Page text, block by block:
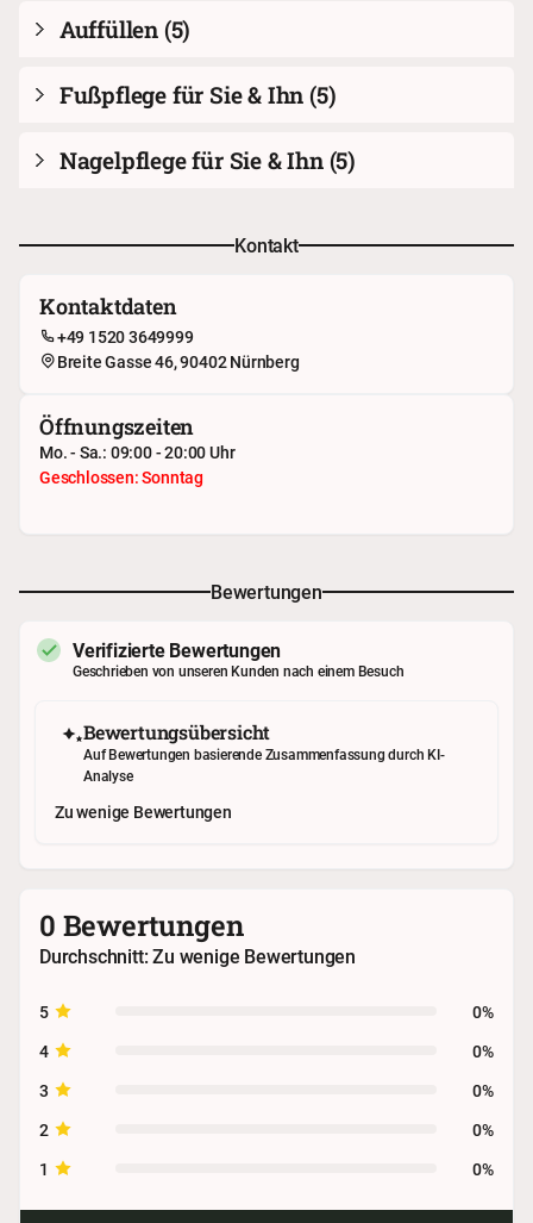
Auffüllen (5)
Fußpflege für Sie & Ihn(5)
Nagelpflege für Sie & Ihn (5)
Kontakt
Kontaktdaten
+49 1520 3649999
Breite Gasse 46, 90402 Nürnberg
Öffnungszeiten
Mo. - Sa.: 09:00 - 20:00 Uhr
Geschlossen: Sonntag
Bewertungen
Verifizierte Bewertungen
Geschrieben von unseren Kunden nach einem Besuch
Bewertungsübersicht
Auf Bewertungen basierende Zusammenfassung durch KI-
Analyse
Zu wenige Bewertungen
0 Bewertungen
Durchschnitt: Zu wenige Bewertungen
5
0%
4
0%
3
0%
2
0%
1
0%